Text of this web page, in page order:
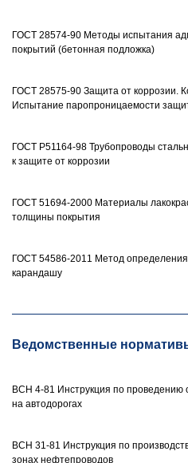
ГОСТ 28574-90 Методы испытания
покрытий (бетонная подложка)
ГОСТ 28575-90 Защита от коррозии.
Испытание паропроницаемости
ГОСТ Р51164-98 Трубопроводы
к защите от коррозии
ГОСТ 51694-2000 Материалы
толщины покрытия
ГОСТ 54586-2011 Метод
карандашу
Ведомственные
ВСН 4-81 Инструкция по проведению
на автодорогах
ВСН 31-81 Инструкция по
зонах нефтепроводов